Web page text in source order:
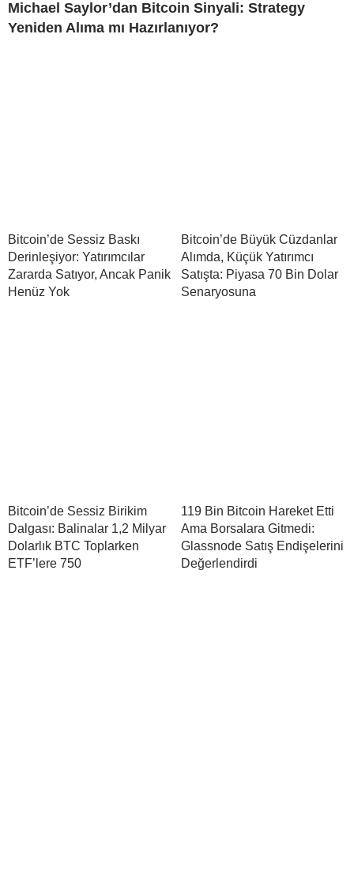
Michael Saylor’dan Bitcoin Sinyali: Strategy
Yeniden Alıma mı Hazırlanıyor?
Bitcoin’de Sessiz Baskı
Derinleşiyor: Yatırımcılar
Zararda Satıyor, Ancak Panik
Henüz Yok
Bitcoin’de Büyük Cüzdanlar
Alımda, Küçük Yatırımcı
Satışta: Piyasa 70 Bin Dolar
Senaryosuna
Bitcoin’de Sessiz Birikim
Dalgası: Balinalar 1,2 Milyar
Dolarlık BTC Toplarken
ETF’lere 750
119 Bin Bitcoin Hareket Etti
Ama Borsalara Gitmedi:
Glassnode Satış Endişelerini
Değerlendirdi